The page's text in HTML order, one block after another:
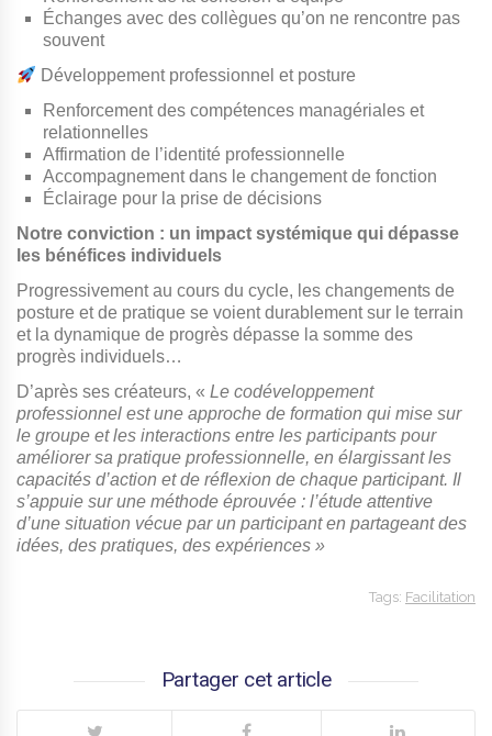
Échanges avec des collègues qu’on ne rencontre pas
souvent
Développement professionnel et posture
Renforcement des compétences managériales et
relationnelles
Affirmation de l’identité professionnelle
Accompagnement dans le changement de fonction
Éclairage pour la prise de décisions
Notre conviction : un impact systémique qui dépasse
les bénéfices individuels
Progressivement au cours du cycle, les changements de
posture et de pratique se voient durablement sur le terrain
et la dynamique de progrès dépasse la somme des
progrès individuels…
D’après ses créateurs, « Le codéveloppement
professionnel est une approche de formation qui mise sur
le groupe et les interactions entre les participants pour
améliorer sa pratique professionnelle, en élargissant les
capacités d’action et de réflexion de chaque participant. Il
s’appuie sur une méthode éprouvée : l’étude attentive
d’une situation vécue par un participant en partageant des
idées, des pratiques, des expériences »
Tags: Facilitation
Partager cet article